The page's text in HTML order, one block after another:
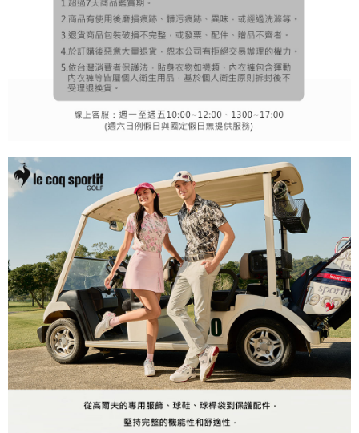
納金が加算されます。未成年の利用者は、事前に法定代理人または後見人
の同意を得ればAFTEEをご利用いただけます。
個人情報の処理、利用について疑問がある、または関連する法律の権利を
行使したい場合は、ネットプロテクションズcs_tw@netprotections.co.jp
にご連絡ください。上記に示した個人情報を、必要な購入注文書とあわせ
てAFTEEにご提供いただく、またはAFTEEにあなたの個人情報の収集、処
理、利用を許可することににご同意いただけない場合は、当サービスを選
択しないでください。